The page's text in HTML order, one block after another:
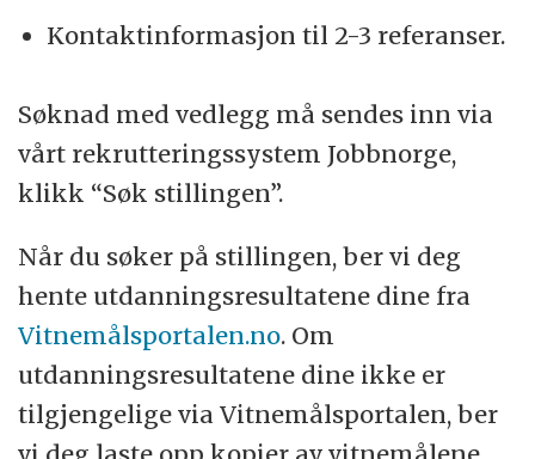
Kontaktinformasjon til 2-3 referanser.
Søknad med vedlegg må sendes inn via
vårt rekrutteringssystem Jobbnorge,
klikk “Søk stillingen”.
Når du søker på stillingen, ber vi deg
hente utdanningsresultatene dine fra
Vitnemålsportalen.no. Om
utdanningsresultatene dine ikke er
tilgjengelige via Vitnemålsportalen, ber